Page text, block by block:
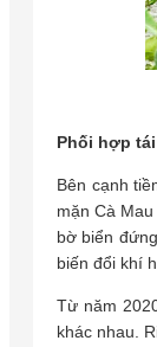
Phối hợp
Bên cạnh
mặn Cà
bờ biển
biến đổi khí
Từ năm
khác nhau.